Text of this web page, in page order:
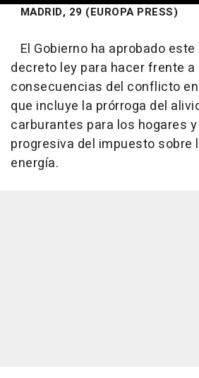
MADRID, 29 (EUROPA PRESS)
El Gobierno ha aprobado
decreto ley para hacer frente a
consecuencias del conflicto
que incluye la prórroga del
carburantes para los hogares
progresiva del impuesto sobre
energía.